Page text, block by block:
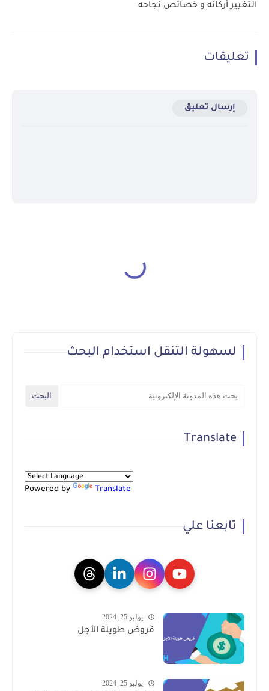
التغيير أركانه و خصائص نجاحه
تعليقات
إرسال تعليق
لسهولة التنقل استخدام البحث
Translate
Powered by Translate
تابعنا علي
يوليو 25, 2024
قروض طويلة الأجل
يوليو 25, 2024